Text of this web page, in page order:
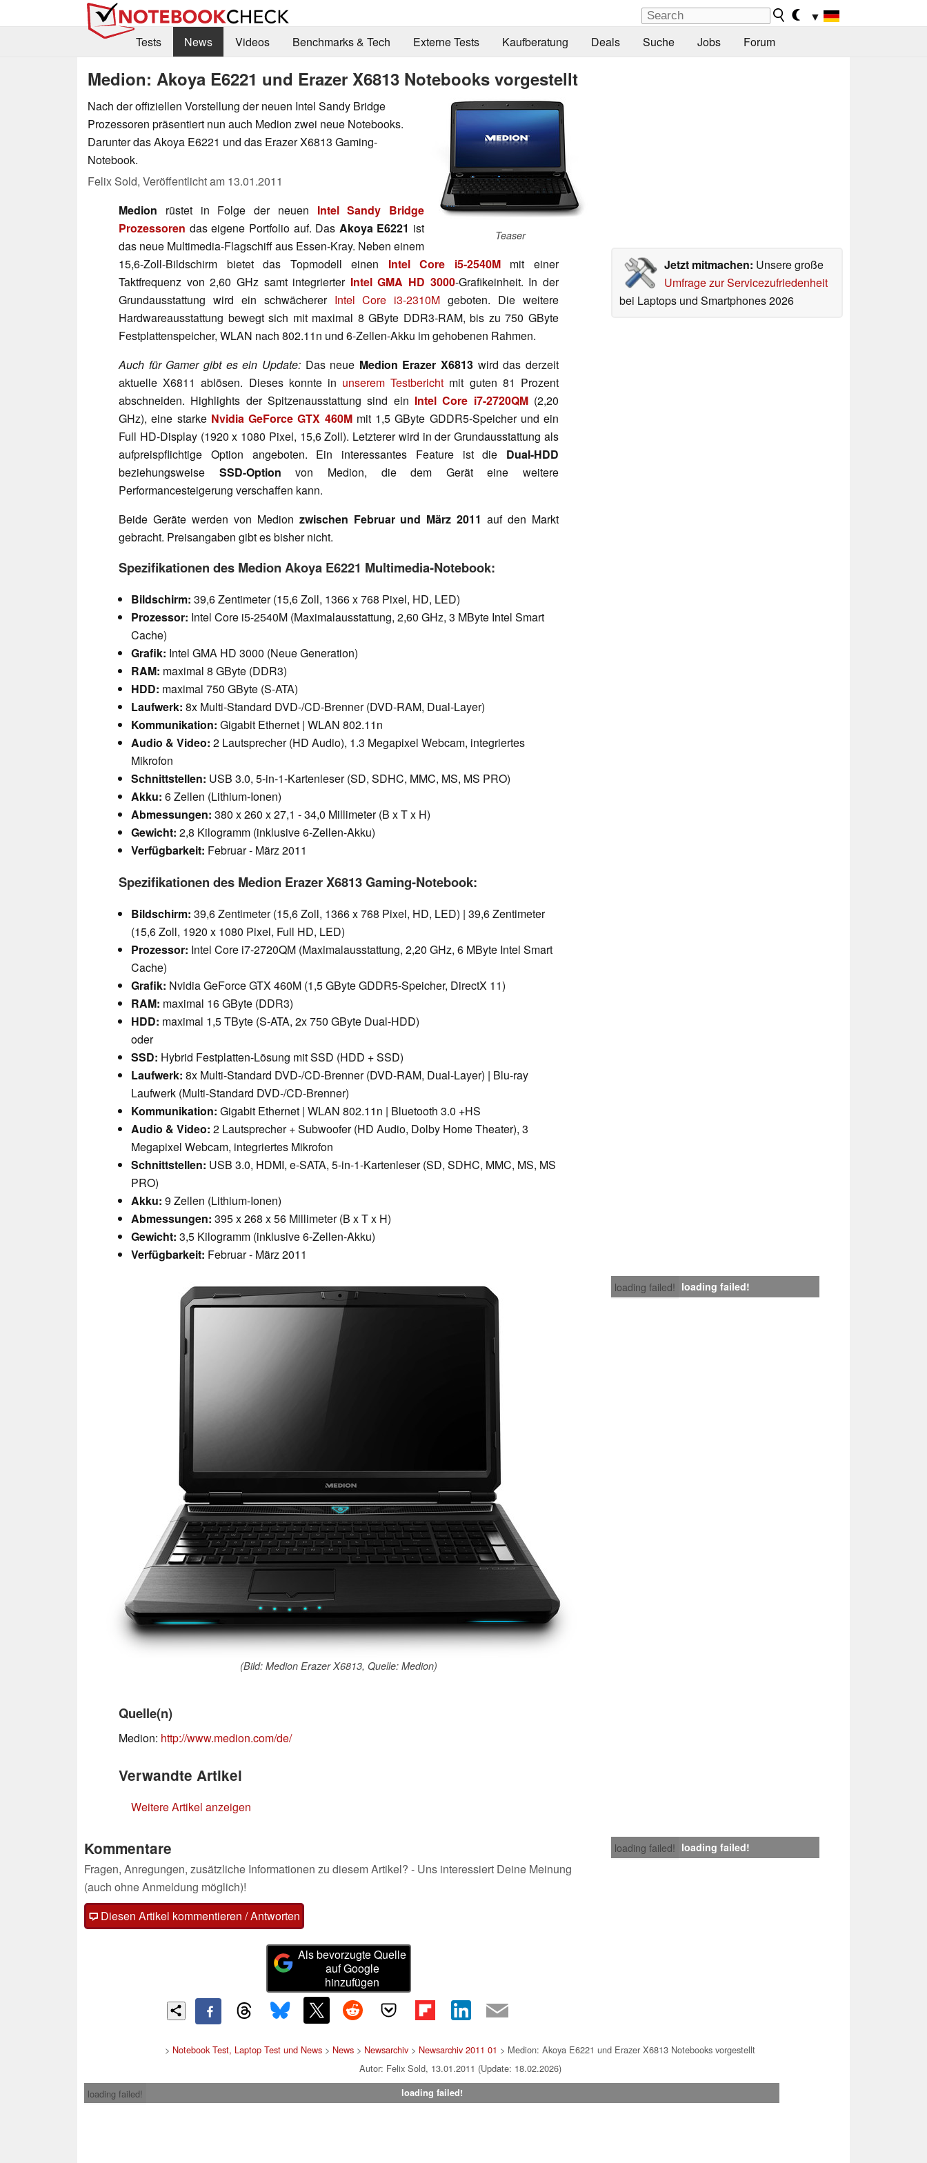
▼
Tests
News Videos Benchmarks & Tech Externe Tests Kaufberatung Deals Suche Jobs Forum
Medion: Akoya E6221 und Erazer X6813 Notebooks vorgestellt
Teaser
Nach der offiziellen Vorstellung der neuen Intel Sandy Bridge
Prozessoren präsentiert nun auch Medion zwei neue Notebooks.
Darunter das Akoya E6221 und das Erazer X6813 Gaming-
Notebook.
Felix Sold, Veröffentlicht am 13.01.2011
Jetzt mitmachen: Unsere große
Umfrage zur Servicezufriedenheit
bei Laptops und Smartphones 2026
Medion rüstet in Folge der neuen Intel Sandy Bridge
Prozessoren das eigene Portfolio auf. Das Akoya E6221 ist
das neue Multimedia-Flagschiff aus Essen-Kray. Neben einem
15,6-Zoll-Bildschirm bietet das Topmodell einen Intel Core i5-2540Mmit einer
Taktfrequenz von 2,60 GHz samt integrierter Intel GMA HD 3000-Grafikeinheit. In der
Grundausstattung wird ein schwächerer Intel Core i3-2310M geboten. Die weitere
Hardwareausstattung bewegt sich mit maximal 8 GByte DDR3-RAM, bis zu 750 GByte
Festplattenspeicher, WLAN nach 802.11n und 6-Zellen-Akku im gehobenen Rahmen.
Auch für Gamer gibt es ein Update:Das neue Medion Erazer X6813 wird das derzeit
aktuelle X6811 ablösen. Dieses konnte in unserem Testbericht mit guten 81 Prozent
abschneiden. Highlights der Spitzenausstattung sind ein Intel Core i7-2720QM(2,20
GHz), eine starke Nvidia GeForce GTX 460Mmit 1,5 GByte GDDR5-Speicher und ein
Full HD-Display (1920 x 1080 Pixel, 15,6 Zoll). Letzterer wird in der Grundausstattung als
aufpreispflichtige Option angeboten. Ein interessantes Feature ist die Dual-HDD
beziehungsweise SSD-Option von Medion, die dem Gerät eine weitere
Performancesteigerung verschaffen kann.
Beide Geräte werden von Medion zwischen Februar und März 2011 auf den Markt
gebracht. Preisangaben gibt es bisher nicht.
Spezifikationen des Medion Akoya E6221 Multimedia-Notebook:
Bildschirm: 39,6 Zentimeter (15,6 Zoll, 1366 x 768 Pixel, HD, LED)
Prozessor: Intel Core i5-2540M (Maximalausstattung, 2,60 GHz, 3 MByte Intel Smart
Cache)
Grafik: Intel GMA HD 3000 (Neue Generation)
RAM: maximal 8 GByte (DDR3)
HDD: maximal 750 GByte (S-ATA)
Laufwerk: 8x Multi-Standard DVD-/CD-Brenner (DVD-RAM, Dual-Layer)
Kommunikation: Gigabit Ethernet | WLAN 802.11n
Audio & Video: 2 Lautsprecher (HD Audio), 1.3 Megapixel Webcam, integriertes
Mikrofon
Schnittstellen: USB 3.0, 5-in-1-Kartenleser (SD, SDHC, MMC, MS, MS PRO)
Akku: 6 Zellen (Lithium-Ionen)
Abmessungen: 380 x 260 x 27,1 - 34,0 Millimeter (B x T x H)
Gewicht: 2,8 Kilogramm (inklusive 6-Zellen-Akku)
Verfügbarkeit: Februar - März 2011
Spezifikationen des Medion Erazer X6813 Gaming-Notebook:
Bildschirm: 39,6 Zentimeter (15,6 Zoll, 1366 x 768 Pixel, HD, LED) | 39,6 Zentimeter
(15,6 Zoll, 1920 x 1080 Pixel, Full HD, LED)
Prozessor: Intel Core i7-2720QM (Maximalausstattung, 2,20 GHz, 6 MByte Intel Smart
Cache)
Grafik: Nvidia GeForce GTX 460M (1,5 GByte GDDR5-Speicher, DirectX 11)
RAM: maximal 16 GByte (DDR3)
HDD: maximal 1,5 TByte (S-ATA, 2x 750 GByte Dual-HDD)
oder
SSD: Hybrid Festplatten-Lösung mit SSD (HDD + SSD)
Laufwerk: 8x Multi-Standard DVD-/CD-Brenner (DVD-RAM, Dual-Layer) | Blu-ray
Laufwerk (Multi-Standard DVD-/CD-Brenner)
Kommunikation: Gigabit Ethernet | WLAN 802.11n | Bluetooth 3.0 +HS
Audio & Video: 2 Lautsprecher + Subwoofer (HD Audio, Dolby Home Theater), 3
Megapixel Webcam, integriertes Mikrofon
Schnittstellen: USB 3.0, HDMI, e-SATA, 5-in-1-Kartenleser (SD, SDHC, MMC, MS, MS
PRO)
Akku: 9 Zellen (Lithium-Ionen)
Abmessungen: 395 x 268 x 56 Millimeter (B x T x H)
Gewicht: 3,5 Kilogramm (inklusive 6-Zellen-Akku)
Verfügbarkeit: Februar - März 2011
loading failed! loading failed!
(Bild: Medion Erazer X6813, Quelle: Medion)
Quelle(n)
Medion: http://www.medion.com/de/
Verwandte Artikel
Weitere Artikel anzeigen
loading failed! loading failed!
Kommentare
Fragen, Anregungen, zusätzliche Informationen zu diesem Artikel? - Uns interessiert Deine Meinung
(auch ohne Anmeldung möglich)!
Diesen Artikel kommentieren / Antworten
Als bevorzugte Quelle
auf Google
hinzufügen
> Notebook Test, Laptop Test und News > News > Newsarchiv > Newsarchiv 2011 01 > Medion: Akoya E6221 und Erazer X6813 Notebooks vorgestellt
Autor: Felix Sold, 13.01.2011 (Update: 18.02.2026)
loading failed!
loading failed!